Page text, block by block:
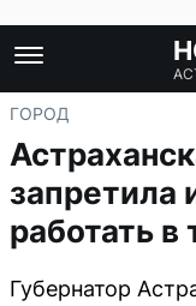
ГОРОД
запретила
работать в
Губернатор